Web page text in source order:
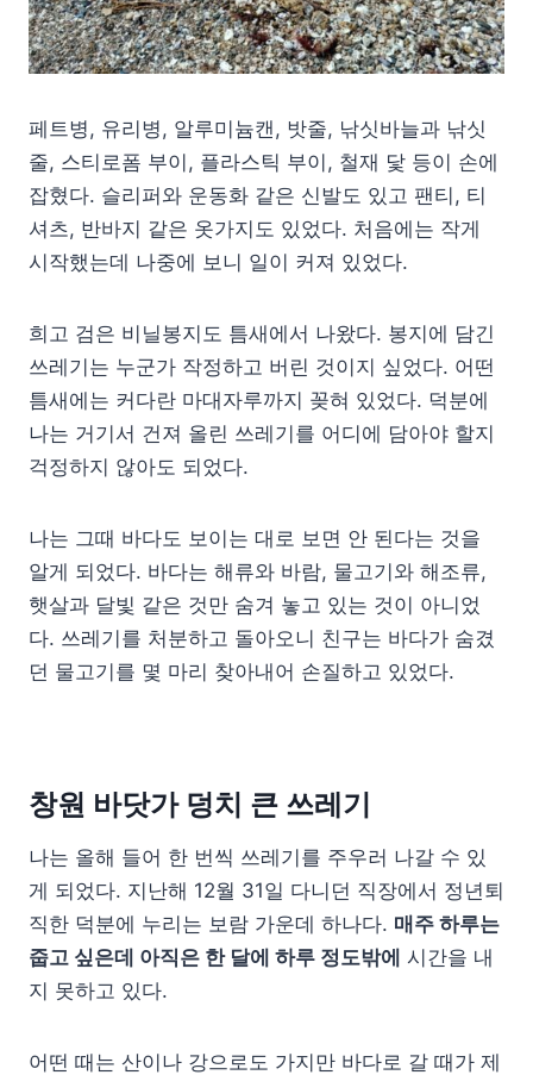
페트병, 유리병, 알루미늄캔, 밧줄, 낚싯바늘과 낚싯
줄, 스티로폼 부이, 플라스틱 부이, 철재 닻 등이 손에
잡혔다. 슬리퍼와 운동화 같은 신발도 있고 팬티, 티
셔츠, 반바지 같은 옷가지도 있었다. 처음에는 작게
시작했는데 나중에 보니 일이 커져 있었다.
희고 검은 비닐봉지도 틈새에서 나왔다. 봉지에 담긴
쓰레기는 누군가 작정하고 버린 것이지 싶었다. 어떤
틈새에는 커다란 마대자루까지 꽂혀 있었다. 덕분에
나는 거기서 건져 올린 쓰레기를 어디에 담아야 할지
걱정하지 않아도 되었다.
나는 그때 바다도 보이는 대로 보면 안 된다는 것을
알게 되었다. 바다는 해류와 바람, 물고기와 해조류,
햇살과 달빛 같은 것만 숨겨 놓고 있는 것이 아니었
다. 쓰레기를 처분하고 돌아오니 친구는 바다가 숨겼
던 물고기를 몇 마리 찾아내어 손질하고 있었다.
창원 바닷가 덩치 큰 쓰레기
나는 올해 들어 한 번씩 쓰레기를 주우러 나갈 수 있
게 되었다. 지난해 12월 31일 다니던 직장에서 정년퇴
직한 덕분에 누리는 보람 가운데 하나다. 매주 하루는
줍고 싶은데 아직은 한 달에 하루 정도밖에 시간을 내
지 못하고 있다.
어떤 때는 산이나 강으로도 가지만 바다로 갈 때가 제